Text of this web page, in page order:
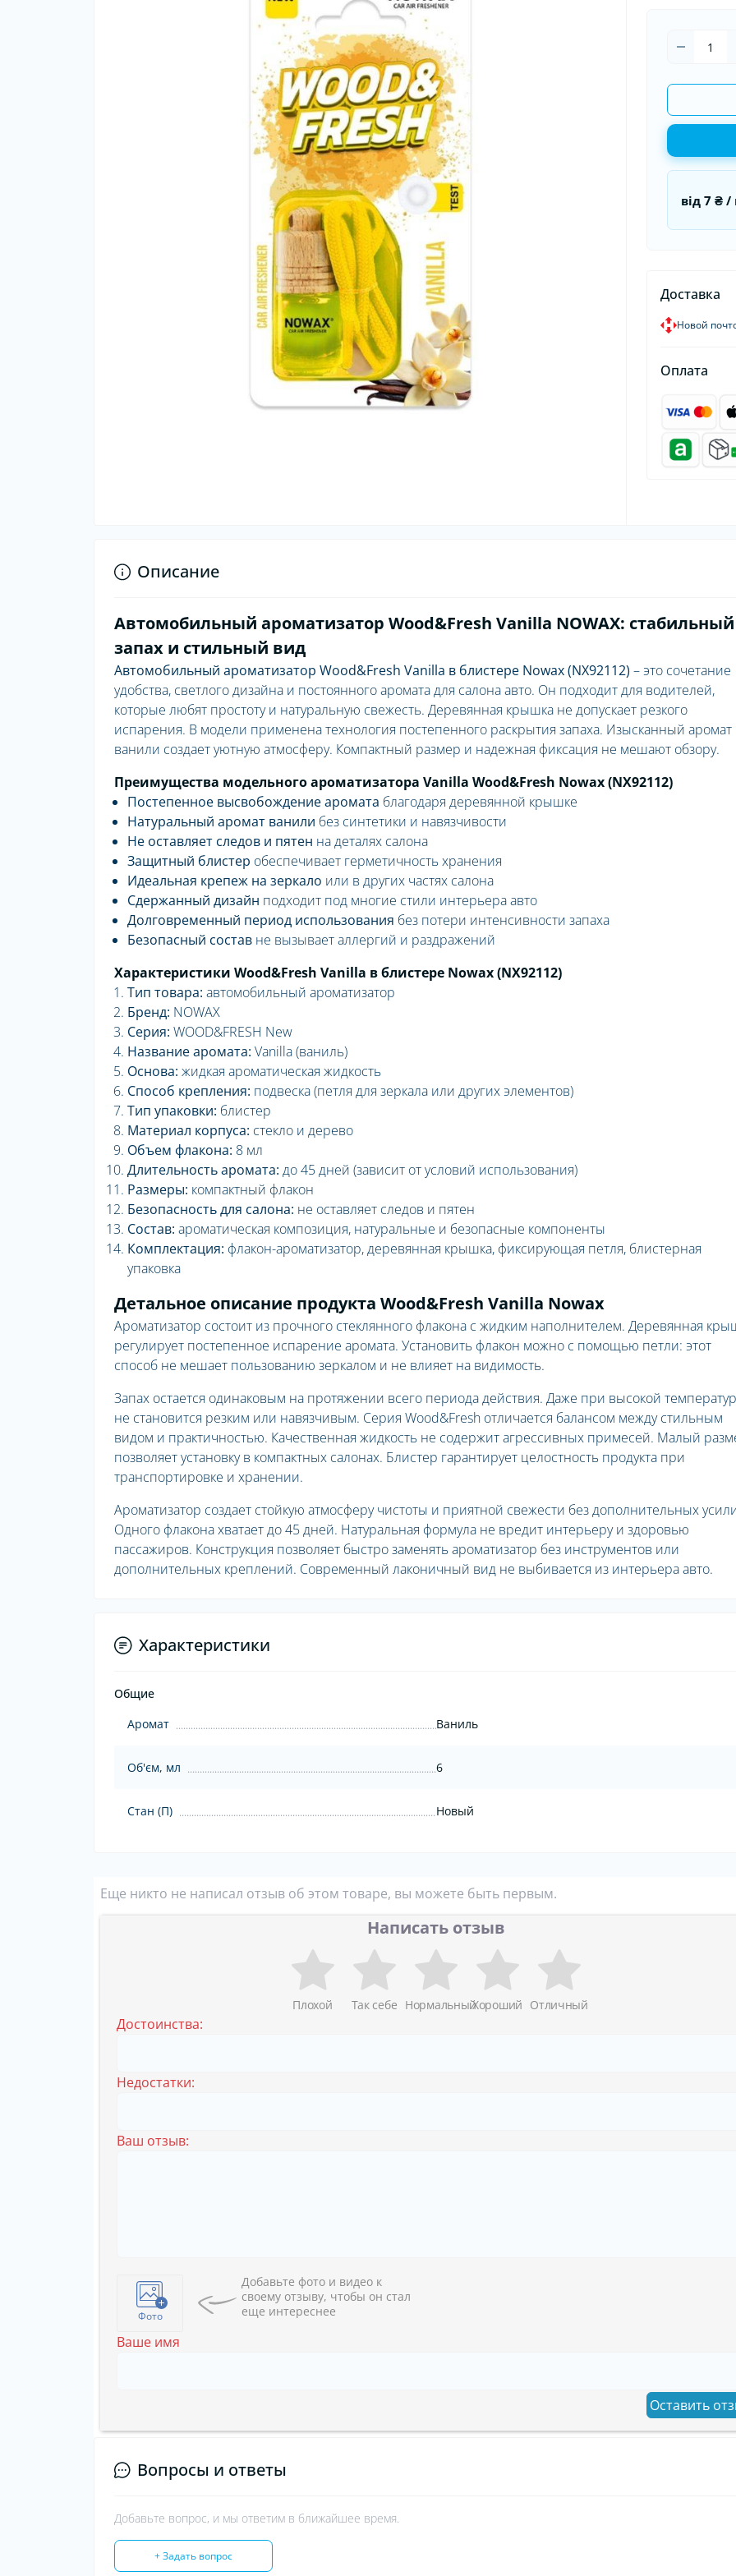
Ароматизаторы в машину
Ароматизаторы для дома и
офиса
Пуско-
від 7 ₴/
Доставка
Новой
Оплата
Описание
Автомобильный ароматизатор Wood&Fresh Vanilla NOWAX: стабильный
запах и стильный вид
Автомобильный ароматизатор Wood&Fresh Vanilla в блистере Nowax (NX92112) – это сочетание
удобства, светлого дизайна и постоянного аромата для салона авто. Он подходит для водителей,
которые любят простоту и натуральную свежесть. Деревянная крышка не допускает резкого
испарения. В модели применена технология постепенного раскрытия запаха. Изысканный аромат
ванили создает уютную атмосферу. Компактный размер и надежная фиксация не мешают обзору.
Преимущества модельного ароматизатора Vanilla Wood&Fresh Nowax (NX92112)
Постепенное высвобождение аромата благодаря деревянной крышке
Натуральный аромат ванили без синтетики и навязчивости
Не оставляет следов и пятен на деталях салона
Защитный блистер обеспечивает герметичность хранения
Идеальная крепеж на зеркало или в других частях салона
Сдержанный дизайн подходит под многие стили интерьера авто
Долговременный период использования без потери интенсивности запаха
Безопасный состав не вызывает аллергий и раздражений
Характеристики Wood&Fresh Vanilla в блистере Nowax (NX92112)
Тип товара: автомобильный ароматизатор
Бренд: NOWAX
Серия: WOOD&FRESH New
Название аромата: Vanilla (ваниль)
Основа: жидкая ароматическая жидкость
Способ крепления: подвеска (петля для зеркала или других элементов)
Тип упаковки: блистер
Материал корпуса: стекло и дерево
Объем флакона: 8 мл
Длительность аромата: до 45 дней (зависит от условий использования)
Размеры: компактный флакон
Безопасность для салона: не оставляет следов и пятен
Состав: ароматическая композиция, натуральные и безопасные компоненты
Комплектация: флакон-ароматизатор, деревянная крышка, фиксирующая петля, блистерная
упаковка
Детальное описание продукта Wood&Fresh Vanilla Nowax
Ароматизатор состоит из прочного стеклянного флакона с жидким наполнителем. Деревянная
регулирует постепенное испарение аромата. Установить флакон можно с помощью петли: этот
способ не мешает пользованию зеркалом и не влияет на видимость.
Запах остается одинаковым на протяжении всего периода действия. Даже при высокой
не становится резким или навязчивым. Серия Wood&Fresh отличается балансом между стильным
видом и практичностью. Качественная жидкость не содержит агрессивных примесей. Малый
позволяет установку в компактных салонах. Блистер гарантирует целостность продукта при
транспортировке и хранении.
Ароматизатор создает стойкую атмосферу чистоты и приятной свежести без дополнительных
Одного флакона хватает до 45 дней. Натуральная формула не вредит интерьеру и здоровью
пассажиров. Конструкция позволяет быстро заменять ароматизатор без инструментов или
дополнительных креплений. Современный лаконичный вид не выбивается из интерьера авто.
Характеристики
Общие
Аромат
Ваниль
Об'єм, мл 6
Стан (П) Новый
Еще никто не написал отзыв об этом товаре, вы можете быть первым.
Написать отзыв
Плохой Так себе НормальныйХороший Отличный
Достоинства:
Недостатки:
Ваш отзыв:
Фото
Добавьте фото и видео к
своему отзыву, чтобы он стал
еще интереснее
Ваше имя
Оставить
Вопросы и ответы
Добавьте вопрос, и мы ответим в ближайшее время.
+ Задать вопрос